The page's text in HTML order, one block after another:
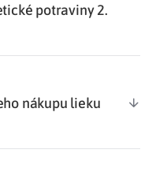
potraviny 2.
nákupu lieku